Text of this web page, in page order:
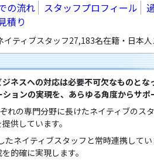
の流れ スタッフプロフィール
積り
イティブスタッフ27,183名在籍・日本
ネスへの対応は必要不可欠なものとな
ョンの実現を、あらゆる角度からサポ
れの専門分野に長けたネイティブのス
供しています。
たネイティブスタッフと常時連携して
的確に実現します。